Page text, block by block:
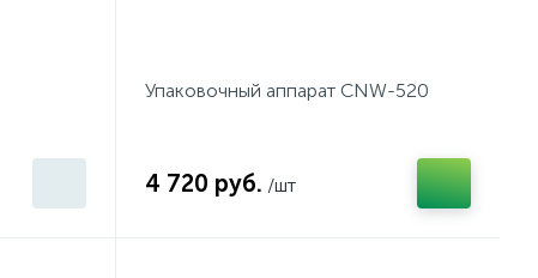
Упаковочный аппарат CNW-520
4 720 руб. /шт